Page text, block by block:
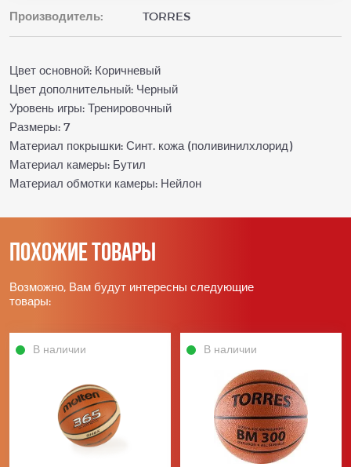
Производитель: TORRES
Цвет основной: Коричневый
Цвет дополнительный: Черный
Уровень игры: Тренировочный
Размеры: 7
Материал покрышки: Синт. кожа (поливинилхлорид)
Материал камеры: Бутил
Материал обмотки камеры: Нейлон
Похожие товары
Возможно, Вам будут интересны следующие
товары:
В наличии В наличии